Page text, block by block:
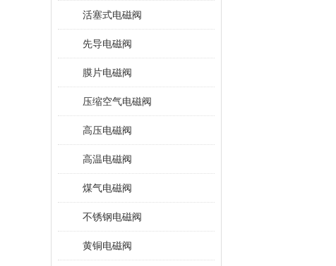
活塞式电磁阀
先导电磁阀
膜片电磁阀
压缩空气电磁阀
高压电磁阀
高温电磁阀
煤气电磁阀
不锈钢电磁阀
黄铜电磁阀